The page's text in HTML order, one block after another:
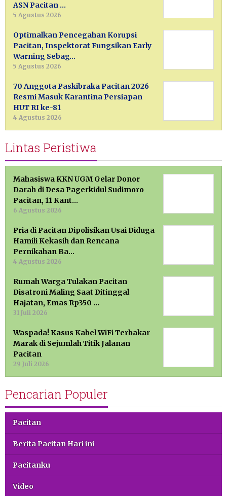
ASN Pacitan …
5 Agustus 2026
Optimalkan Pencegahan Korupsi
Pacitan, Inspektorat Fungsikan Early
Warning Sebag…
5 Agustus 2026
70 Anggota Paskibraka Pacitan 2026
Resmi Masuk Karantina Persiapan
HUT RI ke-81
4 Agustus 2026
Lintas Peristiwa
Mahasiswa KKN UGM Gelar Donor
Darah di Desa Pagerkidul Sudimoro
Pacitan, 11 Kant…
6 Agustus 2026
Pria di Pacitan Dipolisikan Usai Diduga
Hamili Kekasih dan Rencana
Pernikahan Ba…
4 Agustus 2026
Rumah Warga Tulakan Pacitan
Disatroni Maling Saat Ditinggal
Hajatan, Emas Rp350 …
31 Juli 2026
Waspada! Kasus Kabel WiFi Terbakar
Marak di Sejumlah Titik Jalanan
Pacitan
29 Juli 2026
Pencarian Populer
Pacitan
Berita Pacitan Hari ini
Pacitanku
Video